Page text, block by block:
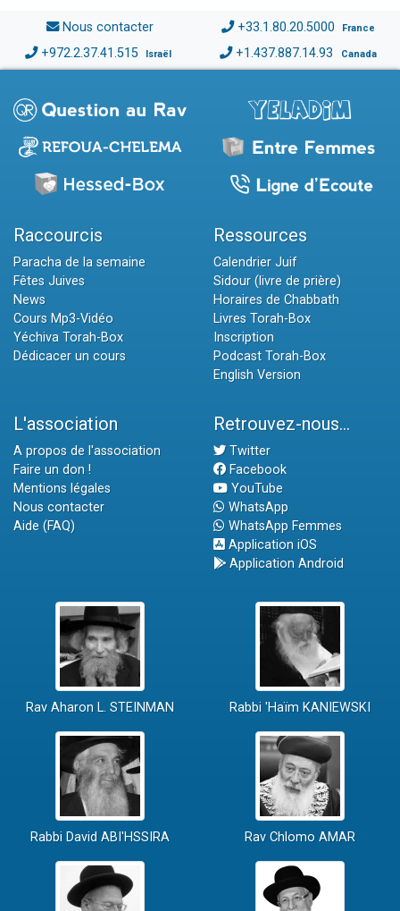
Nous contacter +33.1.80.20.5000 France
+972.2.37.41.515 Israël +1.437.887.14.93 Canada
Raccourcis
Paracha de la semaine
Fêtes Juives
News
Cours Mp3-Vidéo
Yéchiva Torah-Box
Dédicacer un cours
Ressources
Calendrier Juif
Sidour (livre de prière)
Horaires de Chabbath
Livres Torah-Box
Inscription
Podcast Torah-Box
English Version
L'association
A propos de l'association
Faire un don !
Mentions légales
Nous contacter
Aide (FAQ)
Retrouvez-nous...
Twitter
Facebook
YouTube
WhatsApp
WhatsApp Femmes
Application iOS
Application Android
Rav Aharon L. STEINMAN Rabbi 'Haïm KANIEWSKI
Rabbi David ABI'HSSIRA Rav Chlomo AMAR